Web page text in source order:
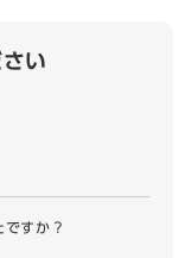
い
すか？